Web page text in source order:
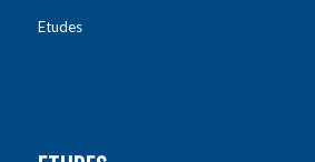
Etudes